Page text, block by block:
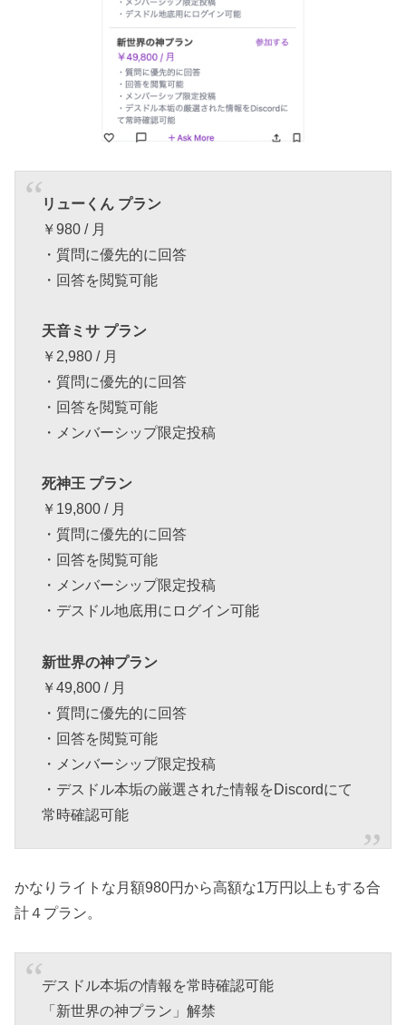
リューくん プラン
￥980 / 月
・質問に優先的に回答
・回答を閲覧可能
天音ミサ プラン
￥2,980 / 月
・質問に優先的に回答
・回答を閲覧可能
・メンバーシップ限定投稿
死神王 プラン
￥19,800 / 月
・質問に優先的に回答
・回答を閲覧可能
・メンバーシップ限定投稿
・デスドル地底用にログイン可能
新世界の神プラン
￥49,800 / 月
・質問に優先的に回答
・回答を閲覧可能
・メンバーシップ限定投稿
・デスドル本垢の厳選された情報をDiscordにて
常時確認可能
かなりライトな月額980円から高額な1万円以上もする合
計４プラン。
デスドル本垢の情報を常時確認可能
「新世界の神プラン」解禁